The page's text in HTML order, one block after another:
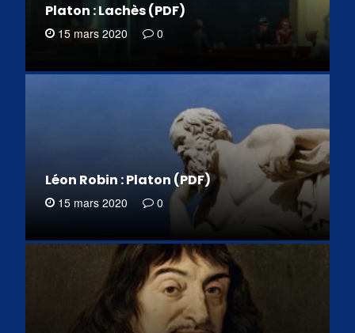
Platon : Lachès (PDF)
15 mars 2020 0
Léon Robin : Platon (PDF)
15 mars 2020 0